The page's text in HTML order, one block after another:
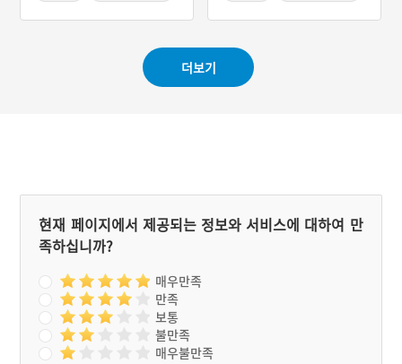
더보기
현재 페이지에서 제공되는 정보와 서비스에 대하여 만
족하십니까?
매우만족
만족
보통
불만족
매우불만족